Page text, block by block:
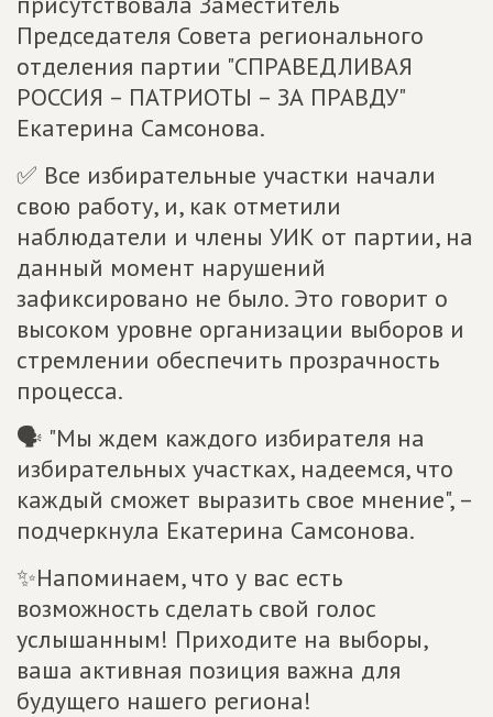
Председателя Совета регионального
отделения партии "СПРАВЕДЛИВАЯ
РОССИЯ – ПАТРИОТЫ – ЗА ПРАВДУ"
Екатерина Самсонова.
✅ Все избирательные участки начали
свою работу, и, как отметили
наблюдатели и члены УИК от партии, на
данный момент нарушений
зафиксировано не было. Это говорит о
высоком уровне организации выборов и
стремлении обеспечить прозрачность
процесса.
🗣 "Мы ждем каждого избирателя на
избирательных участках, надеемся, что
каждый сможет выразить свое мнение", –
подчеркнула Екатерина Самсонова.
✨Напоминаем, что у вас есть
возможность сделать свой голос
услышанным! Приходите на выборы,
ваша активная позиция важна для
будущего нашего региона!